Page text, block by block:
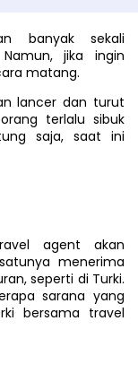
banyak sekali
jika ingin
matang.
lancer dan turut
terlalu sibuk
saja, saat ini
agent akan
menerima
seperti di Turki.
sarana yang
bersama travel